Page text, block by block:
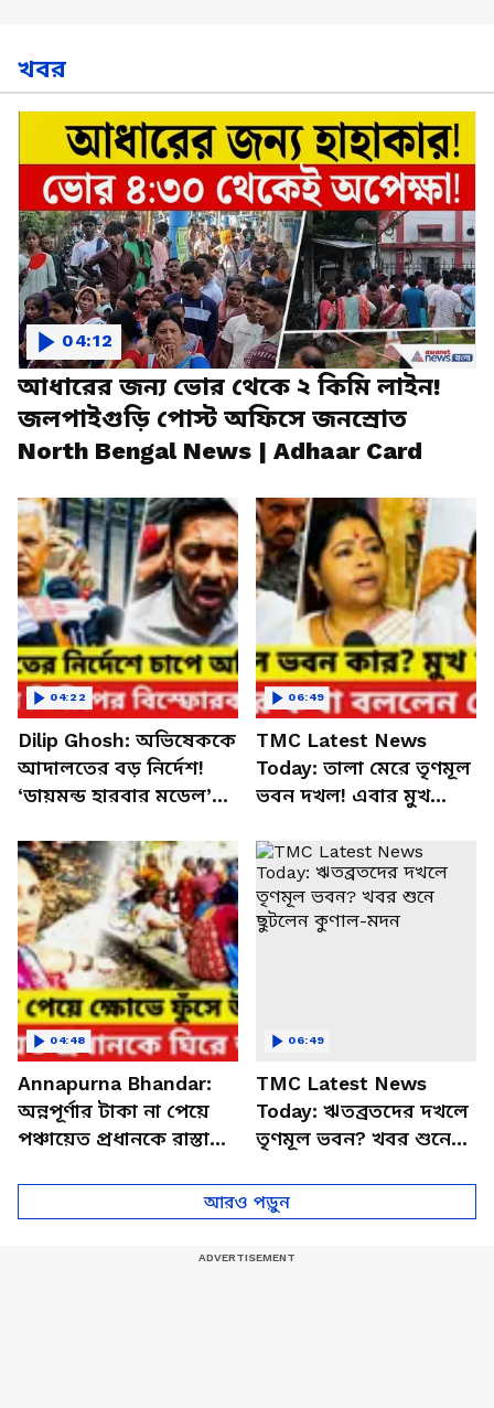
খবর
আধারের জন্য ভোর থেকে ২ কিমি লাইন!
জলপাইগুড়ি পোস্ট অফিসে জনস্রোত
North Bengal News | Adhaar Card
04:12
Dilip Ghosh: অভিষেককে
আদালতের বড় নির্দেশ!
‘ডায়মন্ড হারবার মডেল’
দিলীপের
04:22
TMC Latest News
Today: তালা মেরে তৃণমূল
ভবন দখল! এবার মুখ
কেয়া ঘোষের
06:49
Annapurna Bhandar:
অন্নপূর্ণার টাকা না পেয়ে
পঞ্চায়েত প্রধানকে রাস্তায়
04:48
TMC Latest News
Today: ঋতব্রতদের দখলে
তৃণমূল ভবন? খবর শুনে
06:49
আরও পড়ুন